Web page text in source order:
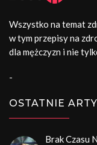
Wszystko na temat
w tym przepisy na
dla mężczyzn i nie
-
OSTATNIE
Brak Czasu